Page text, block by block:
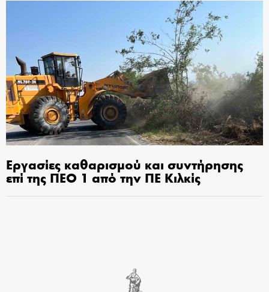
Εργασίες καθαρισμού και συντήρησης
επί της ΠΕΟ 1 από την ΠΕ Κιλκίς